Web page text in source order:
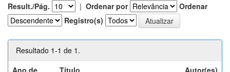
Result./Pág. | Ordenar por
Ordenar
Registro(s)
Resultado 1-1 de 1.
Ano de
Título Autor(es)